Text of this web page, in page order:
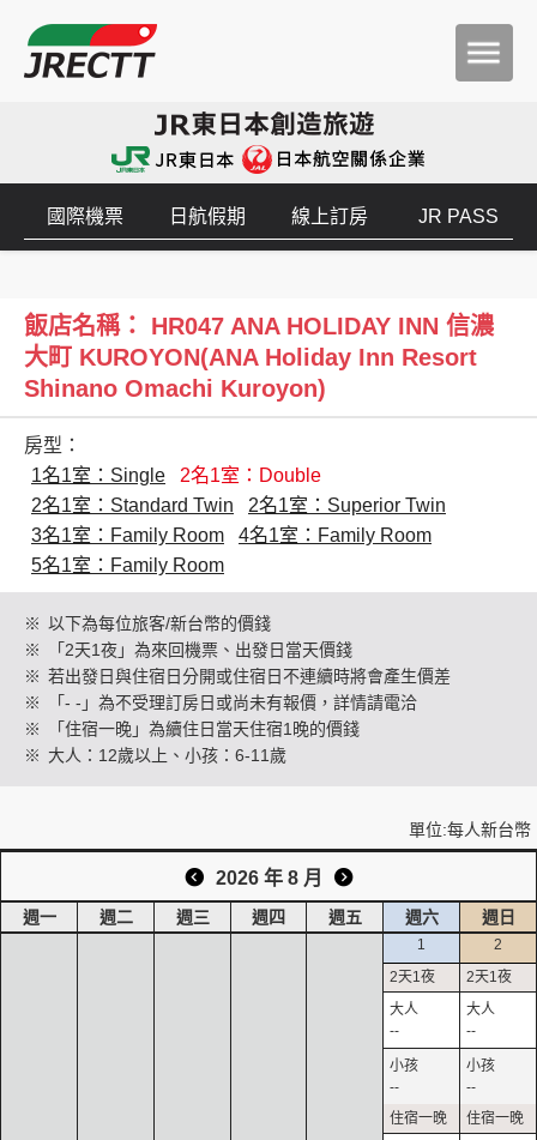
創造旅遊
國際機票 日航假期 線上訂房 JR PASS
飯店名稱： HR047 ANA HOLIDAY INN 信濃
大町 KUROYON(ANA Holiday Inn Resort
Shinano Omachi Kuroyon)
房型：
1名1室：Single
2名1室：Double
2名1室：Standard Twin
2名1室：Superior Twin
3名1室：Family Room
4名1室：Family Room
5名1室：Family Room
※ 以下為每位旅客/新台幣的價錢
※
「2天1夜」為來回機票、出發日當天價錢
※ 若出發日與住宿日分開或住宿日不連續時將會產生價差
※
「- -」為不受理訂房日或尚未有報價，詳情請電洽
※
「住宿一晚」為續住日當天住宿1晚的價錢
※ 大人：12歲以上、小孩：6-11歲
單位:每人新台幣
2026 年 8 月
週一 週二 週三 週四 週五 週六 週日
1
--
--
2
--
--